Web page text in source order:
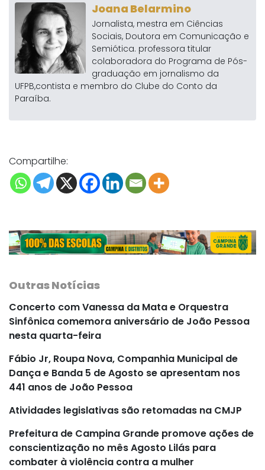
Joana Belarmino
Jornalista, mestra em Ciências
Sociais, Doutora em Comunicação e
Semiótica. professora titular
colaboradora do Programa de Pós-
graduação em jornalismo da
UFPB,contista e membro do Clube do Conto da
Paraíba.
Compartilhe:
Outras Notícias
Concerto com Vanessa da Mata e Orquestra
Sinfônica comemora aniversário de João Pessoa
nesta quarta-feira
Fábio Jr, Roupa Nova, Companhia Municipal de
Dança e Banda 5 de Agosto se apresentam nos
441 anos de João Pessoa
Atividades legislativas são retomadas na CMJP
Prefeitura de Campina Grande promove ações de
conscientização no mês Agosto Lilás para
combater à violência contra a mulher